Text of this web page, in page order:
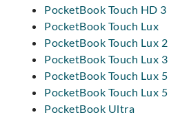
PocketBook Touch HD 3
PocketBook Touch Lux
PocketBook Touch Lux 2
PocketBook Touch Lux 3
PocketBook Touch Lux
PocketBook Touch Lux
PocketBook Ultra